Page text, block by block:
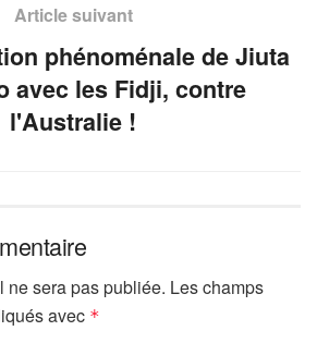
Article suivant
phénoménale de Jiuta
avec les Fidji, contre
l'Australie !
ne sera pas publiée. Les champs
avec *